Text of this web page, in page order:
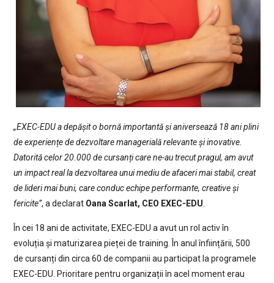
„EXEC-EDU a depășit o bornă importantă și aniversează 18 ani plini
de experiențe de dezvoltare managerială relevante și inovative.
Datorită celor 20.000 de cursanți care ne-au trecut pragul, am avut
un impact real la dezvoltarea unui mediu de afaceri mai stabil, creat
de lideri mai buni, care conduc echipe performante, creative și
fericite”, a declarat Oana Scarlat, CEO EXEC-EDU.
În cei 18 ani de activitate, EXEC-EDU a avut un rol activ în
evoluția și maturizarea pieței de training. În anul înființării, 500
de cursanți din circa 60 de companii au participat la programele
EXEC-EDU. Prioritare pentru organizații în acel moment erau